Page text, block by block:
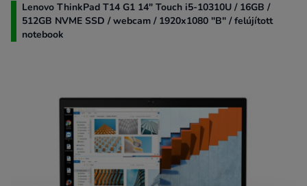
Lenovo ThinkPad T14 G1 14" Touch i5-10310U / 16GB /
512GB NVME SSD / webcam / 1920x1080 "B" / felújított
notebook